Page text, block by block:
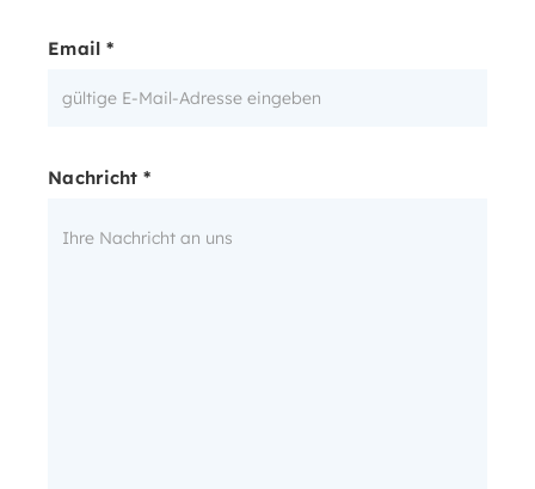
Email *
Nachricht *